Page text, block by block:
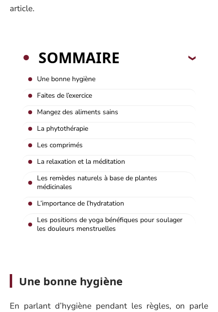
article.
SOMMAIRE
Une bonne hygiène
Faites de l’exercice
Mangez des aliments sains
La phytothérapie
Les comprimés
La relaxation et la méditation
Les remèdes naturels à base de plantes
médicinales
L’importance de l’hydratation
Les positions de yoga bénéfiques pour soulager
les douleurs menstruelles
Une bonne hygiène
En parlant d’hygiène pendant les règles, on parle